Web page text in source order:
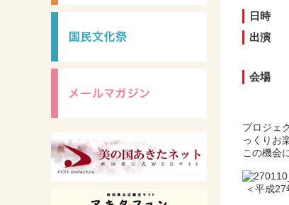
日時
出演
会場
プロジェ
っくりお
この機会
＜平成